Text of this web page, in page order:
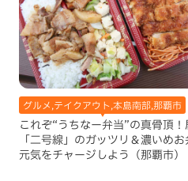
グルメ,テイクアウト,本島南部,那覇市
これぞ“うちなー弁当”の真骨頂！
「二号線」のガッツリ＆濃いめお
元気をチャージしよう（那覇市）